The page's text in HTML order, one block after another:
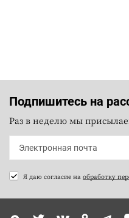
Подпишитесь на
Раз в неделю мы
Я даю согласие на обработку